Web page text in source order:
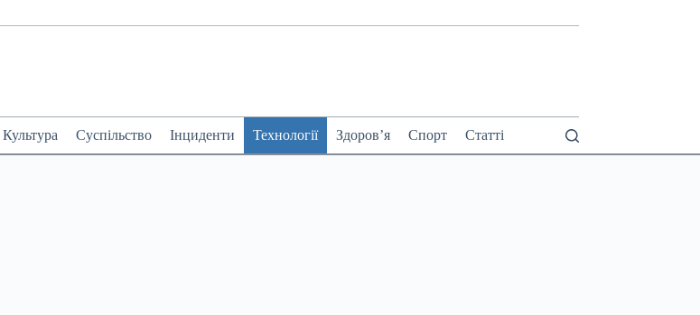
Культура Суспільство Інциденти Технології Здоров’я Спорт Статті